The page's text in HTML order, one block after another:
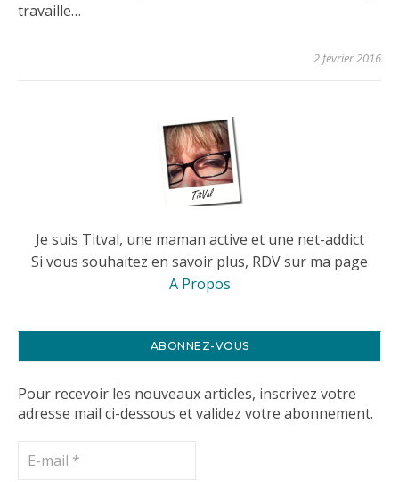
travaille…
2 février 2016
Je suis Titval, une maman active et une net-addict
Si vous souhaitez en savoir plus, RDV sur ma page
A Propos
ABONNEZ-VOUS
Pour recevoir les nouveaux articles, inscrivez votre
adresse mail ci-dessous et validez votre abonnement.